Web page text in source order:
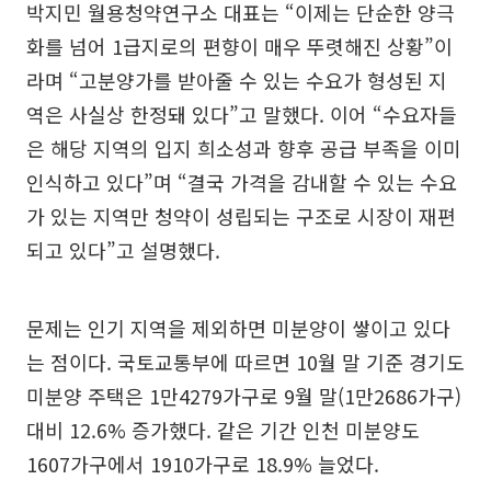
박지민 월용청약연구소 대표는 “이제는 단순한 양극
화를 넘어 1급지로의 편향이 매우 뚜렷해진 상황”이
라며 “고분양가를 받아줄 수 있는 수요가 형성된 지
역은 사실상 한정돼 있다”고 말했다. 이어 “수요자들
은 해당 지역의 입지 희소성과 향후 공급 부족을 이미
인식하고 있다”며 “결국 가격을 감내할 수 있는 수요
가 있는 지역만 청약이 성립되는 구조로 시장이 재편
되고 있다”고 설명했다.
문제는 인기 지역을 제외하면 미분양이 쌓이고 있다
는 점이다. 국토교통부에 따르면 10월 말 기준 경기도
미분양 주택은 1만4279가구로 9월 말(1만2686가구)
대비 12.6% 증가했다. 같은 기간 인천 미분양도
1607가구에서 1910가구로 18.9% 늘었다.